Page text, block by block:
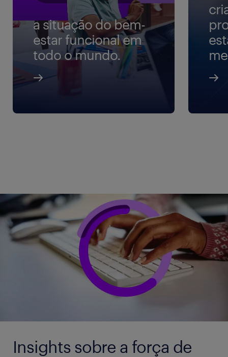
a situação do bem-
estar funcional em
todo o mundo.
Insights sobre a força de